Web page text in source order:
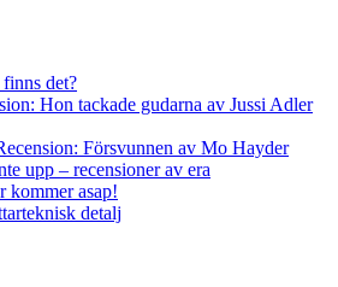
det?
Hon tackade gudarna av Jussi Adler
Försvunnen av Mo Hayder
upp – recensioner av era
kommer asap!
detalj